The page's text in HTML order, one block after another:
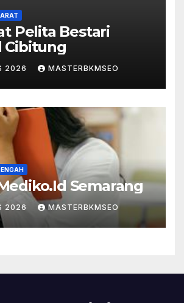
Pelita Bestari
Cibitung
2026 MASTERBKMSEO
Semarang
2026 MASTERBKMSEO